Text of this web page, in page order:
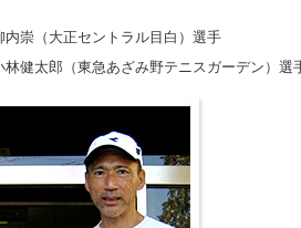
崇（大正セントラル目白）選手
林健太郎（東急あざみ野テニスガーデン）選